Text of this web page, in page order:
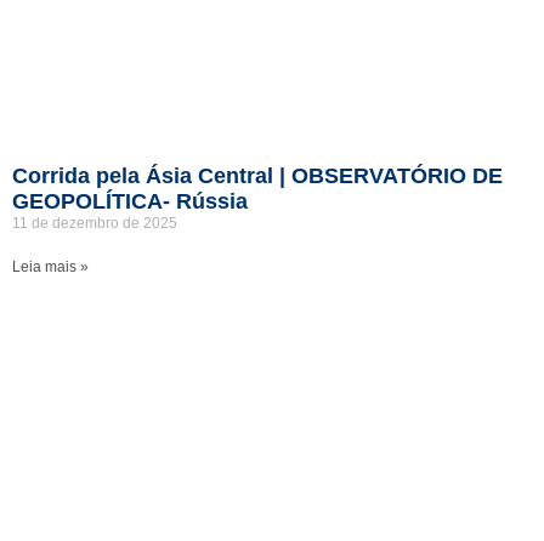
Corrida pela Ásia Central | OBSERVATÓRIO DE
GEOPOLÍTICA- Rússia
11 de dezembro de 2025
Leia mais »